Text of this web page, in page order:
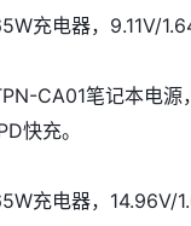
充电器，9.11V/
CA01笔记本电
快充。
充电器，14.96V/